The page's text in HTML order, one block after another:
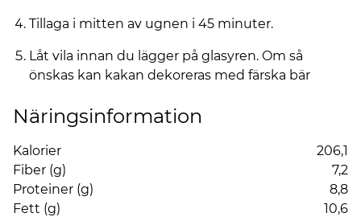
Tillaga i mitten av ugnen i 45 minuter.
Låt vila innan du lägger på glasyren. Om så
önskas kan kakan dekoreras med färska bär
Näringsinformation
Kalorier
206,1
Fiber (g)
7,2
Proteiner (g)
8,8
Fett (g)
10,6